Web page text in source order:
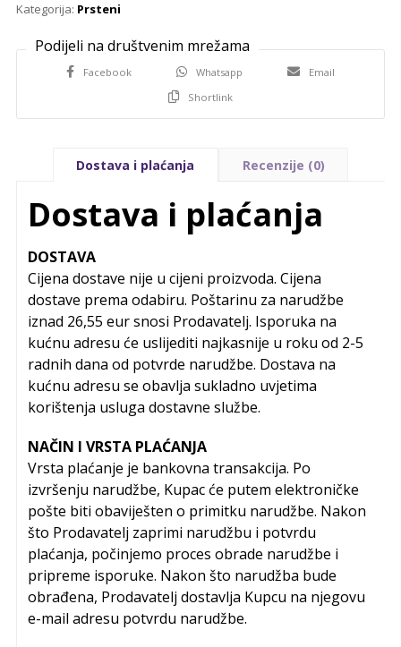
Kategorija: Prsteni
Facebook Whatsapp
Email
Shortlink
Dostava i plaćanja Recenzije (0)
Dostava i plaćanja
DOSTAVA
Cijena dostave nije u cijeni proizvoda. Cijena
dostave prema odabiru. Poštarinu za narudžbe
iznad 26,55 eur snosi Prodavatelj. Isporuka na
kućnu adresu će uslijediti najkasnije u roku od 2-5
radnih dana od potvrde narudžbe. Dostava na
kućnu adresu se obavlja sukladno uvjetima
korištenja usluga dostavne službe.
NAČIN I VRSTA PLAĆANJA
Vrsta plaćanje je bankovna transakcija. Po
izvršenju narudžbe, Kupac će putem elektroničke
pošte biti obaviješten o primitku narudžbe. Nakon
što Prodavatelj zaprimi narudžbu i potvrdu
plaćanja, počinjemo proces obrade narudžbe i
pripreme isporuke. Nakon što narudžba bude
obrađena, Prodavatelj dostavlja Kupcu na njegovu
e-mail adresu potvrdu narudžbe.